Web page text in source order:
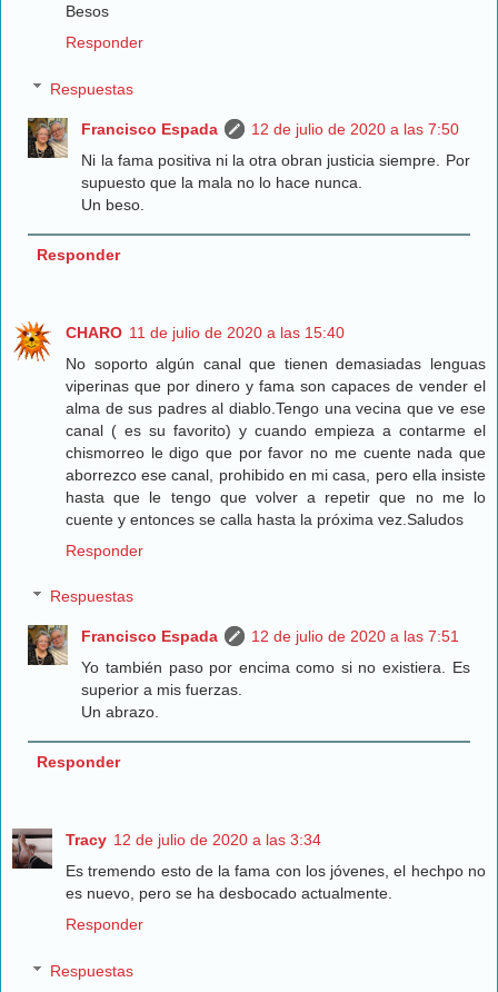
Besos
Responder
Respuestas
Francisco Espada
12 de julio de 2020 a las 7:50
Ni la fama positiva ni la otra obran justicia siempre. Por
supuesto que la mala no lo hace nunca.
Un beso.
Responder
CHARO 11 de julio de 2020 a las 15:40
No soporto algún canal que tienen demasiadas lenguas
viperinas que por dinero y fama son capaces de vender el
alma de sus padres al diablo.Tengo una vecina que ve ese
canal ( es su favorito) y cuando empieza a contarme el
chismorreo le digo que por favor no me cuente nada que
aborrezco ese canal, prohibido en mi casa, pero ella insiste
hasta que le tengo que volver a repetir que no me lo
cuente y entonces se calla hasta la próxima vez.Saludos
Responder
Respuestas
Francisco Espada
12 de julio de 2020 a las 7:51
Yo también paso por encima como si no existiera. Es
superior a mis fuerzas.
Un abrazo.
Responder
Tracy 12 de julio de 2020 a las 3:34
Es tremendo esto de la fama con los jóvenes, el hechpo no
es nuevo, pero se ha desbocado actualmente.
Responder
Respuestas